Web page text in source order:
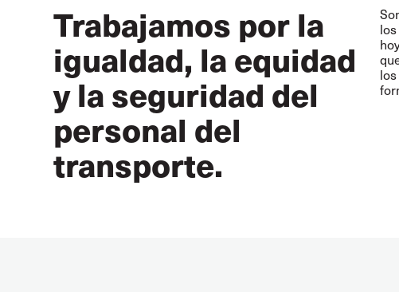
Trabajamos por la
igualdad, la equidad
y la seguridad del
personal del
transporte.